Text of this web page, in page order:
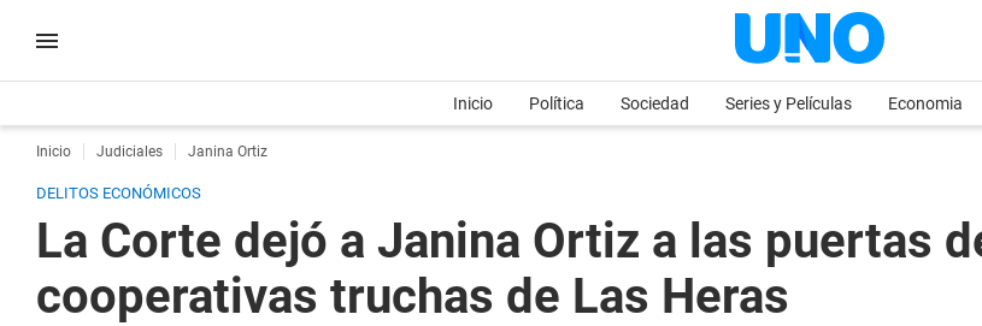
Inicio Política Sociedad Series y Películas Economia
Inicio Judiciales Janina Ortiz
DELITOS ECONÓMICOS
La Corte dejó a Janina Ortiz a las puertas
cooperativas truchas de Las Heras